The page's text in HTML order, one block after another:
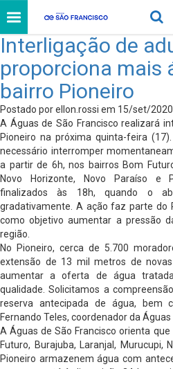
Interligação de
proporciona mais
bairro Pioneiro
Postado por ellon.rossi em 15/set/
A Águas de São Francisco realizará
Pioneiro na próxima quinta-feira
necessário interromper
a partir de 6h, nos bairros Bom
Novo Horizonte, Novo Paraíso e
finalizados às 18h, quando o
gradativamente. A ação faz parte do
como objetivo aumentar a pressão
região.
No Pioneiro, cerca de 5.700
extensão de 13 mil metros de
aumentar a oferta de água
qualidade. Solicitamos a
reserva antecipada de água, bem
Fernando Teles, coordenador da Águas
A Águas de São Francisco orienta
Futuro, Burajuba, Laranjal, Murucupi,
Pioneiro armazenem água com